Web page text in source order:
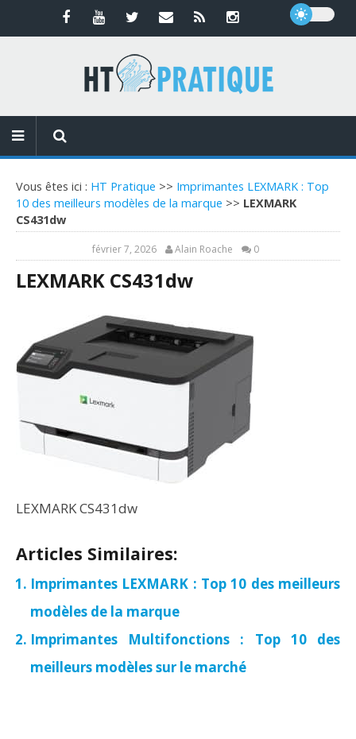
Vous êtes ici : HT Pratique >> Imprimantes LEXMARK : Top
10 des meilleurs modèles de la marque >> LEXMARK
CS431dw
février 7, 2026 Alain Roache 0
LEXMARK CS431dw
LEXMARK CS431dw
Articles Similaires:
Imprimantes LEXMARK : Top 10 des meilleurs
modèles de la marque
Imprimantes Multifonctions : Top 10 des
meilleurs modèles sur le marché